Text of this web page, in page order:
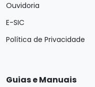
Ouvidoria
E-SIC
Política de Privacidade
Guias e Manuais